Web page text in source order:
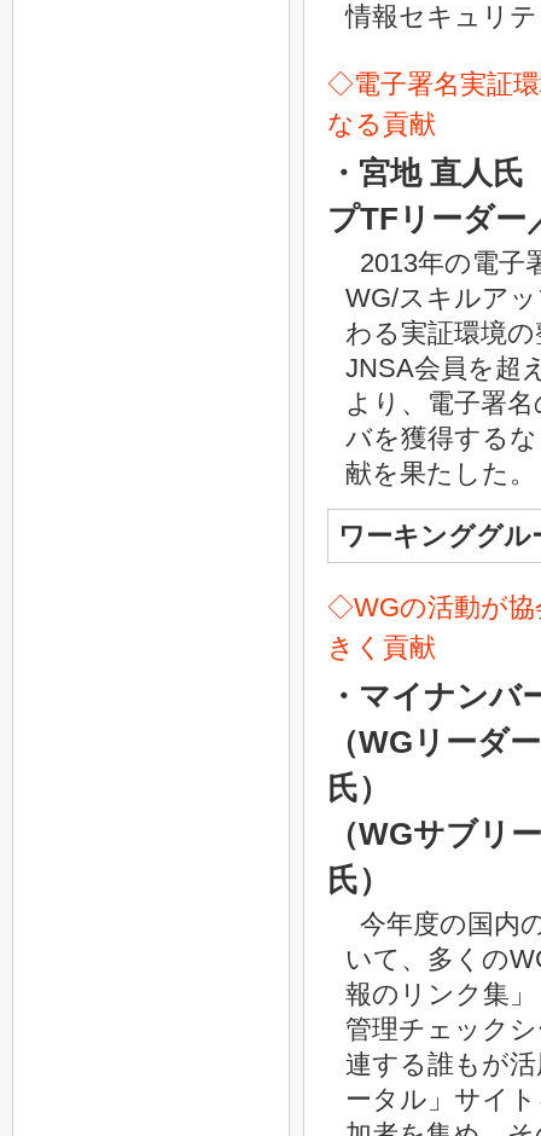
情報セキュリ
◇電子署名実証
なる貢献
・宮地 直人
プTFリーダー
2013年の電子
WG/スキルア
わる実証環境
JNSA会員を超
より、電子署
バを獲得する
献を果たした。
ワーキンググル
◇WGの活動が協
きく貢献
・マイナンバ
（WGリーダ
氏）
（WGサブリ
氏）
今年度の国内
いて、多くの
報のリンク集
管理チェック
連する誰もが
ータル」サイ